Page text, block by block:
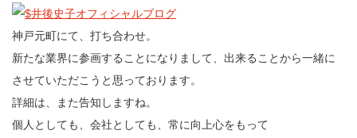
神戸元町にて、打ち合わせ。
新たな業界に参画することになりまして、出来ることから一緒に
させていただこうと思っております。
詳細は、また告知しますね。
個人としても、会社としても、常に向上心をもって